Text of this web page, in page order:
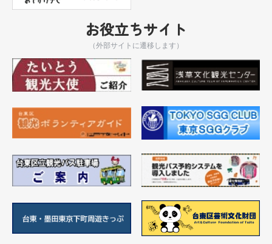
お役立ちサイト
（外部サイトに遷移します）